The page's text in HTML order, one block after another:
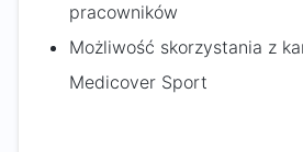
pracowników
Możliwość skorzystania z
Medicover Sport